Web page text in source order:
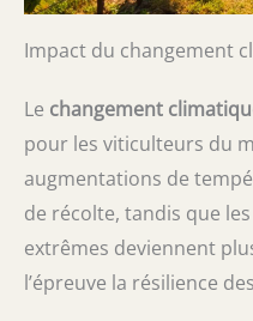
Impact du changement
Le changement
pour les viticulteurs du
augmentations de
de récolte, tandis que
extrêmes deviennent
l’épreuve la résilience